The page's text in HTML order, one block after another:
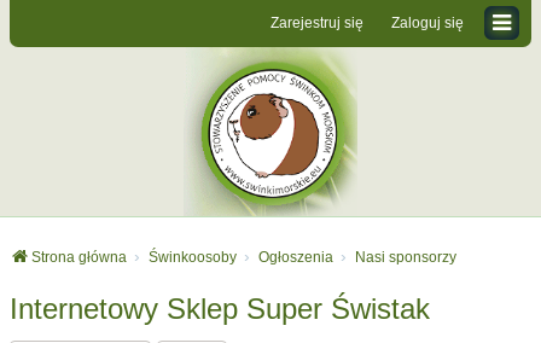
Zaloguj się
Zarejestruj się
Strona główna Świnkoosoby Ogłoszenia Nasi sponsorzy
Internetowy Sklep Super Świstak